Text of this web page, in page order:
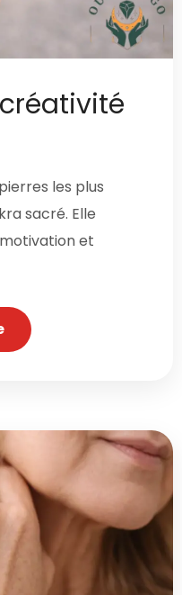
les plus
sacré. Elle
et